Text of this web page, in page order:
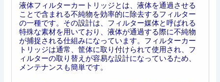
液体フィルターカートリッジとは、液体を通過させる
ことで含まれる不純物を効率的に除去するフィルター
の一種です。その設計は、フィルター媒体と呼ばれる
特殊な素材を用いており、液体が通過する際に不純物
が捕捉される仕組みになっています。フィルターカー
トリッジは通常、筐体に取り付けられて使用され、フ
ィルターの取り替えが容易な設計になっているため、
メンテナンスも簡単です。